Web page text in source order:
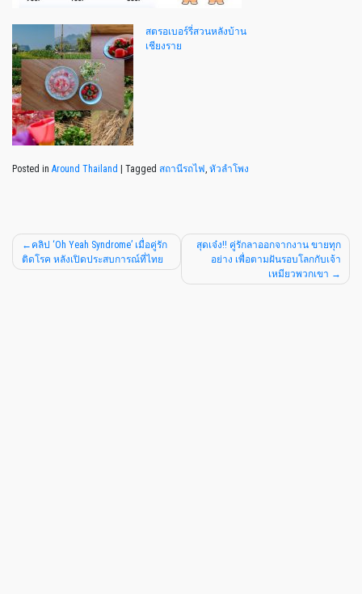
สตรอเบอร์รี่สวนหลังบ้าน
เชียงราย
Posted in Around Thailand Tagged สถานีรถไฟ, หัวลำโพง
คลิป ‘Oh Yeah Syndrome’ เมื่อคู่รัก
ติดโรค หลังเปิดประสบการณ์ที่ไทย
สุดเจ๋ง!! คู่รักลาออกจากงาน ขายทุก
อย่าง เพื่อตามฝันรอบโลกกับเจ้า
เหมียวพวกเขา